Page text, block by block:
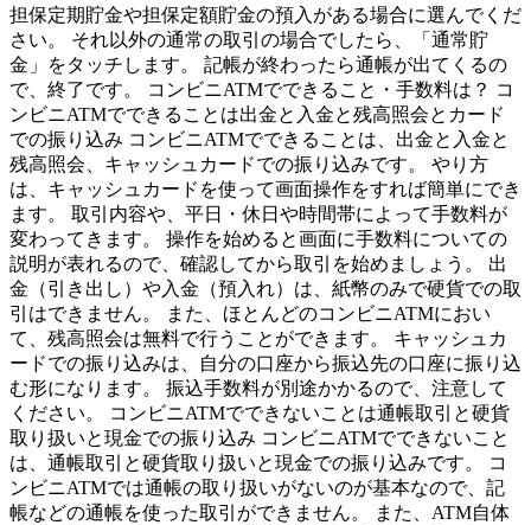
担保定期貯金や担保定額貯金の預入がある場合に選んでくだ
さい。 それ以外の通常の取引の場合でしたら、「通常貯
金」をタッチします。 記帳が終わったら通帳が出てくるの
で、終了です。 コンビニATMでできること・手数料は？ コ
ンビニATMでできることは出金と入金と残高照会とカード
での振り込み コンビニATMでできることは、出金と入金と
残高照会、キャッシュカードでの振り込みです。 やり方
は、キャッシュカードを使って画面操作をすれば簡単にでき
ます。 取引内容や、平日・休日や時間帯によって手数料が
変わってきます。 操作を始めると画面に手数料についての
説明が表れるので、確認してから取引を始めましょう。 出
金（引き出し）や入金（預入れ）は、紙幣のみで硬貨での取
引はできません。 また、ほとんどのコンビニATMにおい
て、残高照会は無料で行うことができます。 キャッシュカ
ードでの振り込みは、自分の口座から振込先の口座に振り込
む形になります。 振込手数料が別途かかるので、注意して
ください。 コンビニATMでできないことは通帳取引と硬貨
取り扱いと現金での振り込み コンビニATMでできないこと
は、通帳取引と硬貨取り扱いと現金での振り込みです。 コ
ンビニATMでは通帳の取り扱いがないのが基本なので、記
帳などの通帳を使った取引ができません。 また、ATM自体